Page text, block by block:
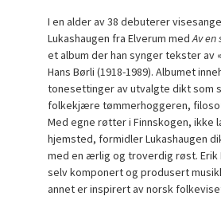
I en alder av 38 debuterer
Lukashaugen fra Elverum medAv
et album der han synger tekster av
Hans Børli (1918-1989). Albumet
tonesettinger av utvalgte dikt som
folkekjære tømmerhoggeren,
Med egne røtter i Finnskogen, ikke
hjemsted, formidler Lukashaugen
med en ærlig og troverdig røst. Erik
selv komponert og produsert
annet er inspirert av norsk